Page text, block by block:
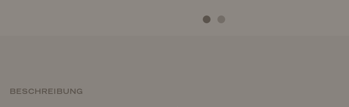
BESCHREIBUNG